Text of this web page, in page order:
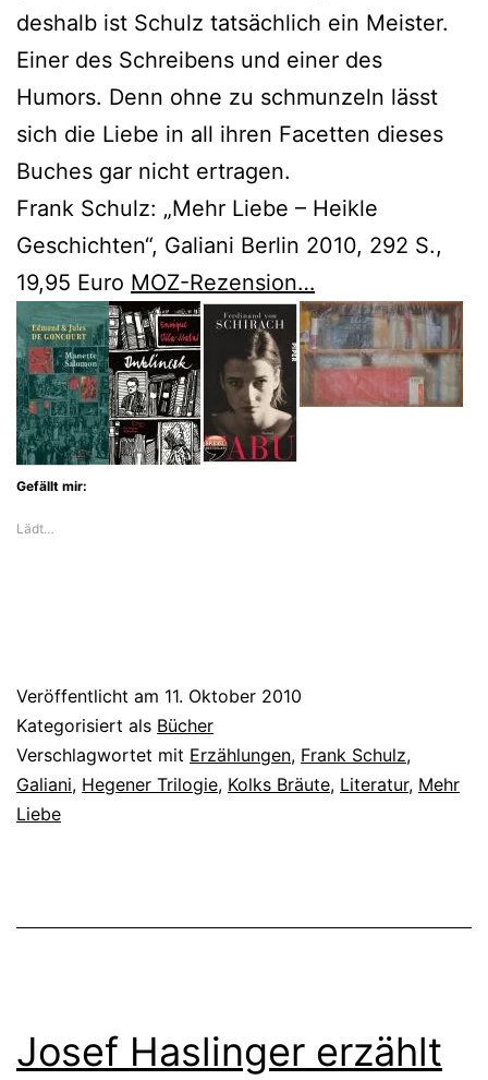
deshalb ist Schulz tatsächlich ein Meister.
Einer des Schreibens und einer des
Humors. Denn ohne zu schmunzeln lässt
sich die Liebe in all ihren Facetten dieses
Buches gar nicht ertragen.
Frank Schulz: „Mehr Liebe – Heikle
Geschichten“, Galiani Berlin 2010, 292 S.,
19,95 Euro MOZ-Rezension…
Gefällt mir:
Lädt…
Veröffentlicht am 11. Oktober 2010
Kategorisiert als Bücher
Verschlagwortet mit Erzählungen, Frank Schulz,
Galiani, Hegener Trilogie, Kolks Bräute, Literatur, Mehr
Liebe
Josef Haslinger erzählt